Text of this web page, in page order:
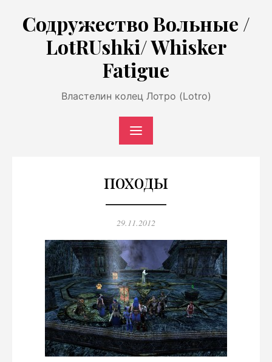
содержимому
Содружество Вольные /
LotRUshki/ Whisker
Fatigue
Властелин колец Лотро (Lotro)
походы
Опубликовано
29.11.2012